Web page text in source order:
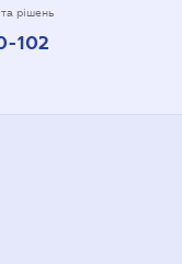
рішень
102